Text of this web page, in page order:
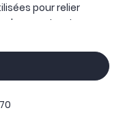
pour relier
une structure
rapides
de la
filetages 1/4 et
70